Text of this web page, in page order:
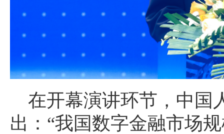
在开幕演讲环节，中国
出：“我国数字金融市场